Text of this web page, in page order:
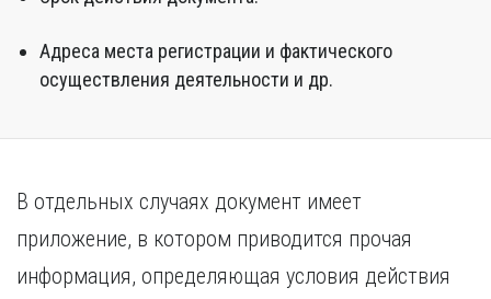
Адреса места регистрации и фактического
осуществления деятельности и др.
В отдельных случаях документ имеет
приложение, в котором приводится прочая
информация, определяющая условия действия